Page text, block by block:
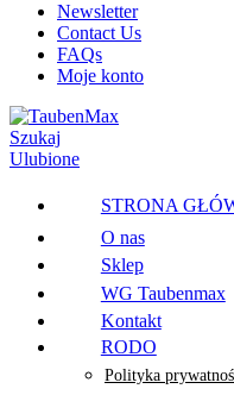
Newsletter
Contact Us
FAQs
Moje konto
Szukaj
Ulubione
STRONA
O nas
Sklep
WG Taubenmax
Kontakt
RODO
Polityka